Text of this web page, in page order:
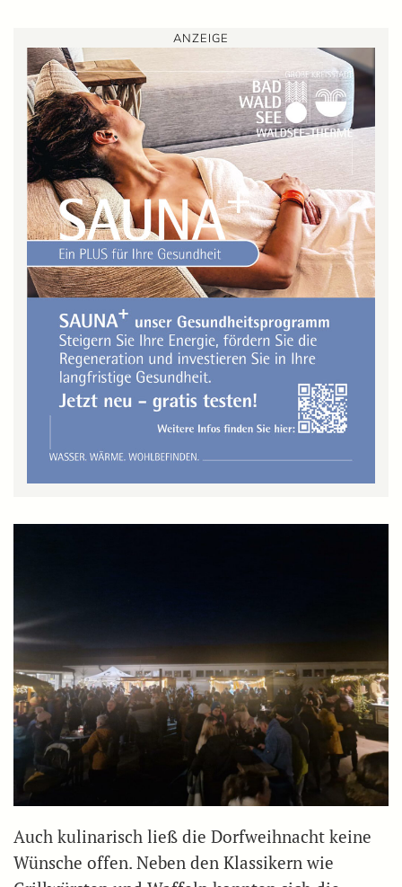
ANZEIGE
Auch kulinarisch ließ die Dorfweihnacht keine
Wünsche offen. Neben den Klassikern wie